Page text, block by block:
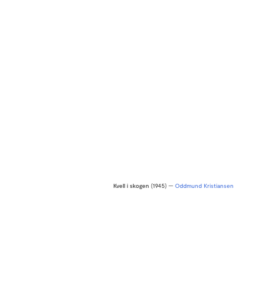
Kvell i skogen (1945) — Oddmund Kristiansen